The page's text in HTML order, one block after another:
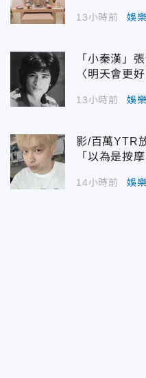
13小時前 娛樂
「小秦漢」
〈明天會更
13小時前 娛樂
影/百萬YTR
「以為是按
14小時前 娛樂